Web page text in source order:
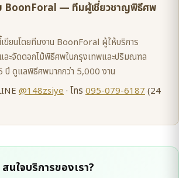
BoonForal — ทีมผู้เชี่ยวชาญพิธีศพ
ขียนโดยทีมงาน BoonForal ผู้ให้บริการ
ะจัดดอกไม้พิธีศพในกรุงเทพและปริมณฑล
ปี ดูแลพิธีศพมากกว่า 5,000 งาน
@148zsiye· โทร 095-079-6187(24
สนใจบริการของเรา?